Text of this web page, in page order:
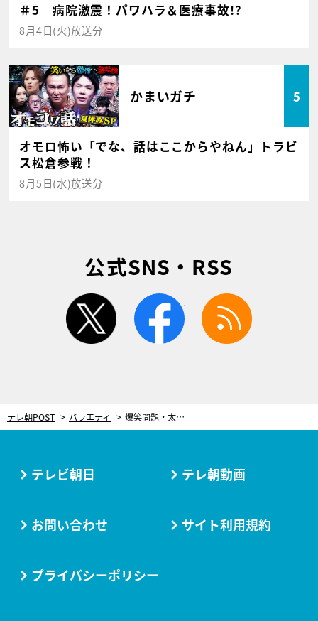
＃5 病院激震！パワハラ＆医療事故!?
8月4日(火)放送分
かまいガチ 5
オモロ怖い「でな、話はここからやねん」トラビ
ス松倉参戦！
8月5日(水)放送分
公式SNS・RSS
twitter facebook
テレ朝POST バラエティ 爆笑問題・太田、相方を心配しながらも「代理出演」に嘆き。すゑひろがりずは“狂言キャラ”に限界も…
テレビ朝日 テレ朝動画
お問い合わせ サイト利用規約
プライバシーポリシー